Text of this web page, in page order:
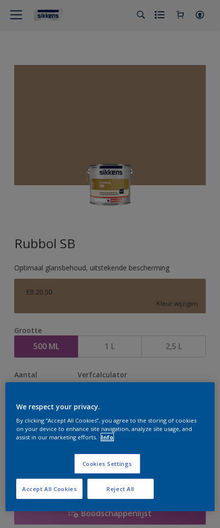
Rubbol SB
Optimaal glansbehoud, uitstekende bescherming
E8.20.50
Kleur wijzigen
Grootte
500 ML 1 L 2,5 L
Aantal Verfcalculator
Op dit moment is het niet mogelijk dit product online
te bestellen. Houd de website in de gaten, we werken
Boodschappenlijst
We respect your privacy.
By clicking “Accept All Cookies”, you agree to the storing of cookies
on your device to enhance site navigation, analyze site usage, and
assist in our marketing efforts.
Info
Cookies Settings
Reject All
Accept All Cookies